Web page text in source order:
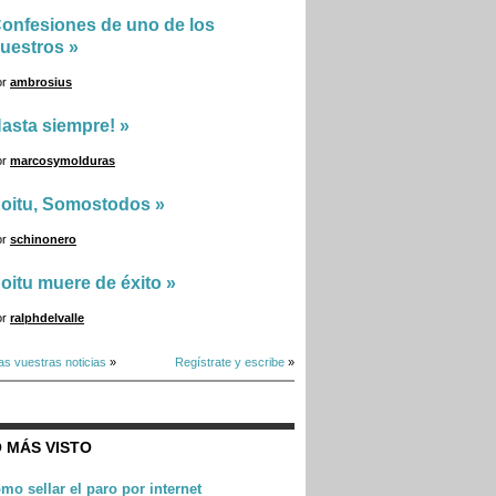
de uno de los
»
ambrosius
siempre! »
marcosymolduras
Somostodos »
schinonero
muere de éxito »
ralphdelvalle
vuestras noticias » Regístrate y escribe »
MÁS VISTO
sellar el paro por internet